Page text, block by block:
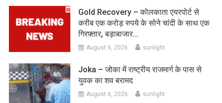
Gold Recovery – कोलकाता एयरपोर्ट से
करीब एक करोड़ रुपये के सोने चांदी के साथ एक
गिरफ़्तार, बड़ाबाजार…
August 6, 2026 sunlight
Joka – जोका में राष्ट्रीय राजमार्ग के पास से
युवक का शव बरामद
August 6, 2026 sunlight